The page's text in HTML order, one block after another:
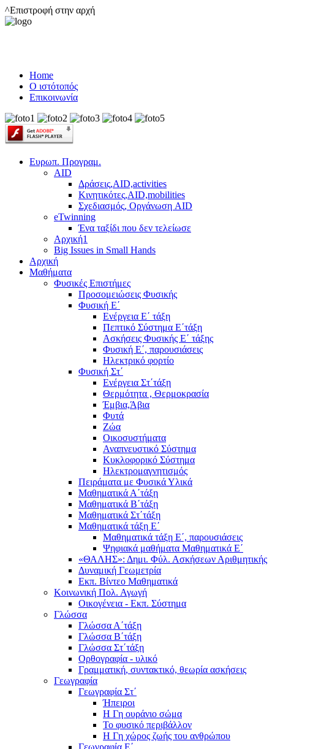
^Επιστροφή στην αρχή
Home
Ο ιστότοπός
Επικοινωνία
Ευρωπ. Προγραμ.
AID
Δράσεις,AID,activities
Κινητικότες,AID,mobilities
Σχεδιασμός, Οργάνωση AID
eTwinning
Ένα ταξίδι που δεν τελείωσε
Αρχική1
Big Issues in Small Hands
Αρχική
Μαθήματα
Φυσικές Επιστήμες
Προσομειώσεις Φυσικής
Φυσική Ε΄
Ενέργεια Ε΄ τάξη
Πεπτικό Σύστημα Ε΄τάξη
Ασκήσεις Φυσικής Ε΄ τάξης
Φυσική Ε΄, παρουσιάσεις
Ηλεκτρικό φορτίο
Φυσική Στ΄
Ενέργεια Στ΄τάξη
Θερμότητα , Θερμοκρασία
Έμβια,Άβια
Φυτά
Ζώα
Οικοσυστήματα
Αναπνευστικό Σύστημα
Κυκλοφορικό Σύστημα
Ηλεκτρομαγνητισμός
Πειράματα με Φυσικά Υλικά
Μαθηματικά Α΄τάξη
Μαθηματικά Β΄τάξη
Μαθηματικά Στ΄τάξη
Μαθηματικά τάξη Ε΄
Μαθηματικά τάξη Ε΄, παρουσιάσεις
Ψηφιακά μαθήματα Μαθηματικά Ε΄
«ΘΑΛΗΣ»: Δημι. Φύλ. Ασκήσεων Αριθμητικής
Δυναμική Γεωμετρία
Εκπ. Βίντεο Μαθηματικά
Κοινωνική Πολ. Αγωγή
Οικογένεια - Εκπ. Σύστημα
Γλώσσα
Γλώσσα Α΄τάξη
Γλώσσα Β΄τάξη
Γλώσσα Στ΄τάξη
Ορθογραφία - υλικό
Γραμματική, συντακτικό, θεωρία ασκήσεις
Γεωγραφία
Γεωγραφία Στ΄
Ήπειροι
Η Γη ουράνιο σώμα
Το φυσικό περιβάλλον
Η Γη χώρος ζωής του ανθρώπου
Γεωγραφία Ε΄